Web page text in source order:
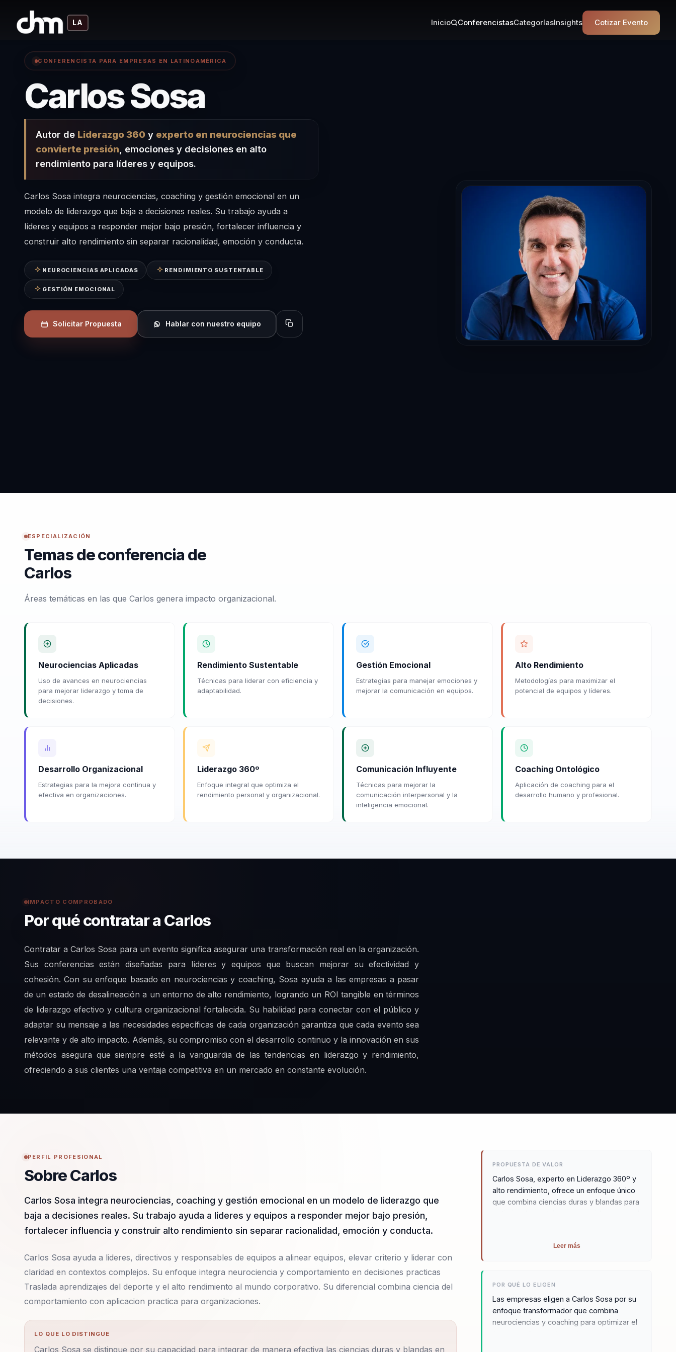
LA Inicio ConferencistasCategoríasInsights Cotizar Evento
CONFERENCISTA PARA EMPRESAS EN LATINOAMÉRICA
Carlos Sosa– Conferencista en
Autor de Liderazgo 360y experto en neurociencias que
convierte presión , emociones y decisiones en alto
rendimiento para líderes y equipos.
Carlos Sosa integra neurociencias, coaching y gestión emocional en un
modelo de liderazgo que baja a decisiones reales. Su trabajo ayuda a
líderes y equipos a responder mejor bajo presión, fortalecer influencia y
construir alto rendimiento sin separar racionalidad, emoción y conducta.
NEUROCIENCIAS APLICADAS RENDIMIENTO SUSTENTABLE
GESTIÓN EMOCIONAL
Solicitar Propuesta Hablar con nuestro equipo Copiar perfil para compartir
ESPECIALIZACIÓN
Temas de conferencia de
Carlos
Áreas temáticas en las que Carlos genera impacto organizacional.
Neurociencias Aplicadas
Uso de avances en neurociencias
para mejorar liderazgo y toma de
decisiones.
Rendimiento Sustentable
Técnicas para liderar con eficiencia y
adaptabilidad.
Gestión Emocional
Estrategias para manejar emociones y
mejorar la comunicación en equipos.
Alto Rendimiento
Metodologías para maximizar el
potencial de equipos y líderes.
Desarrollo Organizacional
Estrategias para la mejora continua y
efectiva en organizaciones.
Liderazgo 360º
Enfoque integral que optimiza el
rendimiento personal y organizacional.
Comunicación Influyente
Técnicas para mejorar la
comunicación interpersonal y la
inteligencia emocional.
Coaching Ontológico
Aplicación de coaching para el
desarrollo humano y profesional.
IMPACTO COMPROBADO
Por qué contratar a Carlos
Contratar a Carlos Sosa para un evento significa asegurar una transformación real en la organización.
Sus conferencias están diseñadas para líderes y equipos que buscan mejorar su efectividad y
cohesión. Con su enfoque basado en neurociencias y coaching, Sosa ayuda a las empresas a pasar
de un estado de desalineación a un entorno de alto rendimiento, logrando un ROI tangible en términos
de liderazgo efectivo y cultura organizacional fortalecida. Su habilidad para conectar con el público y
adaptar su mensaje a las necesidades específicas de cada organización garantiza que cada evento sea
relevante y de alto impacto. Además, su compromiso con el desarrollo continuo y la innovación en sus
métodos asegura que siempre esté a la vanguardia de las tendencias en liderazgo y rendimiento,
ofreciendo a sus clientes una ventaja competitiva en un mercado en constante evolución.
PERFIL PROFESIONAL
Sobre Carlos
Carlos Sosa integra neurociencias, coaching y gestión emocional en un modelo de liderazgo que
baja a decisiones reales. Su trabajo ayuda a líderes y equipos a responder mejor bajo presión,
fortalecer influencia y construir alto rendimiento sin separar racionalidad, emoción y conducta.
Carlos Sosa ayuda a lideres, directivos y responsables de equipos a alinear equipos, elevar criterio y liderar con
claridad en contextos complejos. Su enfoque integra neurociencia y comportamiento en decisiones practicas
Traslada aprendizajes del deporte y el alto rendimiento al mundo corporativo. Su diferencial combina ciencia del
comportamiento con aplicacion practica para organizaciones.
LO QUE LO DISTINGUE
Carlos Sosa se distingue por su capacidad para integrar de manera efectiva las ciencias duras y blandas en
PROPUESTA DE VALOR
Carlos Sosa, experto en Liderazgo 360º y
alto rendimiento, ofrece un enfoque único
que combina ciencias duras y blandas para
través de conferencias y libros. Su
emocional, Liderazgo, Motivación y
Neurociencias le permite ofrecer un
enfoque integral que transforma a los
líderes y sus organizaciones. Descubre el
poder del liderazgo transformador con
Leer más
POR QUÉ LO ELIGEN
Las empresas eligen a Carlos Sosa por su
enfoque transformador que combina
neurociencias y coaching para optimizar el